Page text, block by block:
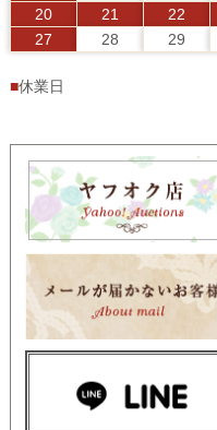
20
21 22
27
28 29
■休業日